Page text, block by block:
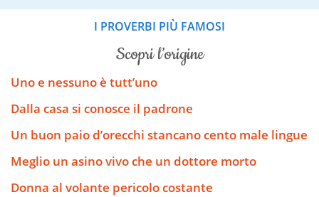
I PROVERBI PIÙ FAMOSI
scopri l’origine
Uno e nessuno è tutt’uno
Dalla casa si conosce il padrone
Un buon paio d’orecchi stancano cento male lingue
Meglio un asino vivo che un dottore morto
Donna al volante pericolo costante